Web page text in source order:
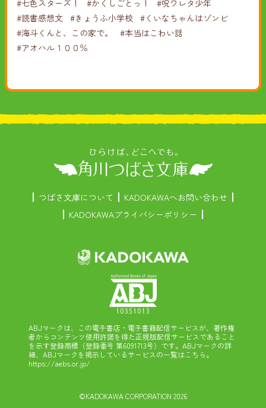
#七色スターズ！
#かくしごとっ！
#呪ワレタ少年
#読書感想文
#きょうふ小学校 #くいなちゃんはゾンビ
#海斗くんと、この家で。
#本当はこわい話
#アオハル１００％
つばさ文庫について
KADOKAWAへお問い合わせ
KADOKAWAプライバシーポリシー
ABJマークは、この電子書店・電子書籍配信サービスが、著作権
者からコンテンツ使用許諾を得た正規版配信サービスであること
を示す登録商標（登録番号 第6091713号）です。ABJマークの詳
細、ABJマークを掲示しているサービスの一覧はこちら。
https://aebs.or.jp/
©KADOKAWA CORPORATION 2026